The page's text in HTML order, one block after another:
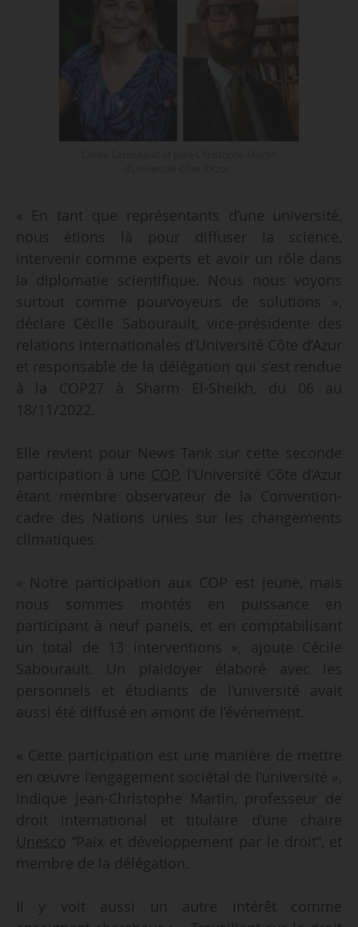
« En tant que représentants d’une université,
nous étions là pour diffuser la science,
intervenir comme experts et avoir un rôle dans
la diplomatie scientifique. Nous nous voyons
surtout comme pourvoyeurs de solutions »,
déclare Cécile Sabourault, vice-présidente des
relations internationales d’Université Côte d’Azur
et responsable de la délégation qui s’est rendue
à la COP27 à Sharm El-Sheikh, du 06 au
18/11/2022.
Elle revient pour News Tank sur cette seconde
participation à une COP, l’Université Côte d’Azur
étant membre observateur de la Convention-
cadre des Nations unies sur les changements
climatiques.
« Notre participation aux COP est jeune, mais
nous sommes montés en puissance en
participant à neuf panels, et en comptabilisant
un total de 13 interventions », ajoute Cécile
Sabourault. Un plaidoyer élaboré avec les
personnels et étudiants de l’université avait
aussi été diffusé en amont de l’événement.
« Cette participation est une manière de mettre
en œuvre l’engagement sociétal de l’université »,
indique Jean-Christophe Martin, professeur de
droit international et titulaire d’une chaire
Unesco “Paix et développement par le droit”, et
membre de la délégation.
Il y voit aussi un autre intérêt comme